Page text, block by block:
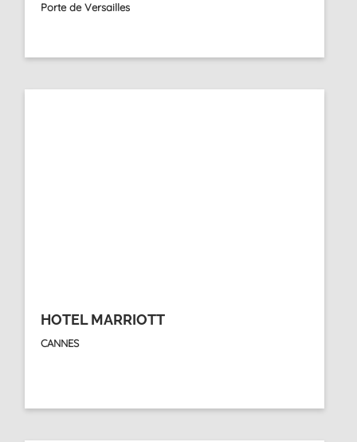
Porte de Versailles
HOTEL MARRIOTT
CANNES